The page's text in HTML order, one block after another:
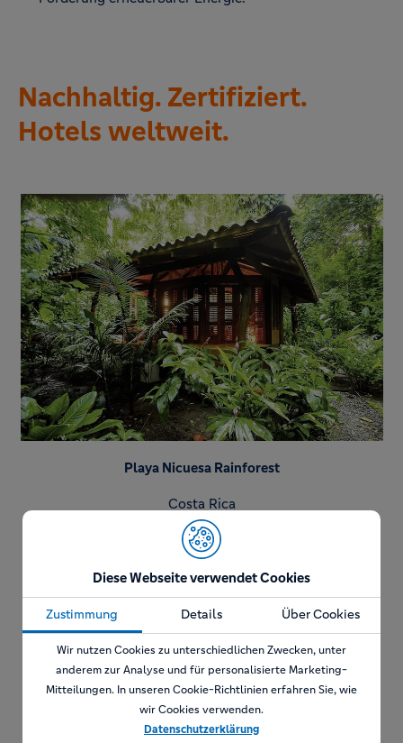
Diese Webseite verwendet Cookies
Zustimmung Details Über Cookies
Wir nutzen Cookies zu unterschiedlichen Zwecken, unter
anderem zur Analyse und für personalisierte Marketing-
Mitteilungen. In unseren Cookie-Richtlinien erfahren Sie, wie
wir Cookies verwenden.
Datenschutzerklärung
Nachhaltig. Zertifiziert.
Hotels weltweit.
Playa Nicuesa Rainforest
Costa Rica
Mehr erfahren
98 % der Mitarbeiter stammen aus der Umgebung.
Kostenlose Englisch-Kurse für Mitarbeiter.
Der Strom für die Anlage stammt von einer